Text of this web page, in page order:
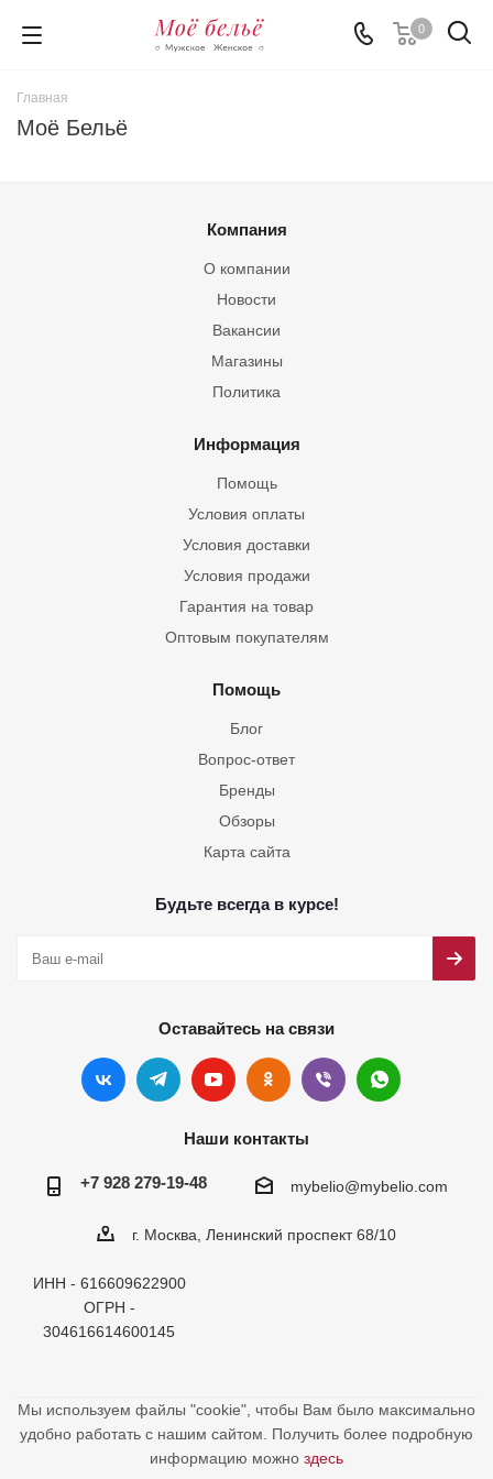
0
Главная
Моё Бельё
Компания
О компании
Новости
Вакансии
Магазины
Политика
Информация
Помощь
Условия оплаты
Условия доставки
Условия продажи
Гарантия на товар
Оптовым покупателям
Помощь
Блог
Вопрос-ответ
Бренды
Обзоры
Карта сайта
Будьте всегда в курсе!
Оставайтесь на связи
Наши контакты
+7 928 279-19-48 mybelio@mybelio.com
г. Москва, Ленинский проспект 68/10
ИНН - 616609622900
ОГРН -
304616614600145
Мы используем файлы "cookie", чтобы Вам было максимально
удобно работать с нашим сайтом. Получить более подробную
информацию можно здесь